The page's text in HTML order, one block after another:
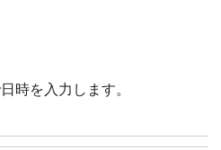
時を入力します。